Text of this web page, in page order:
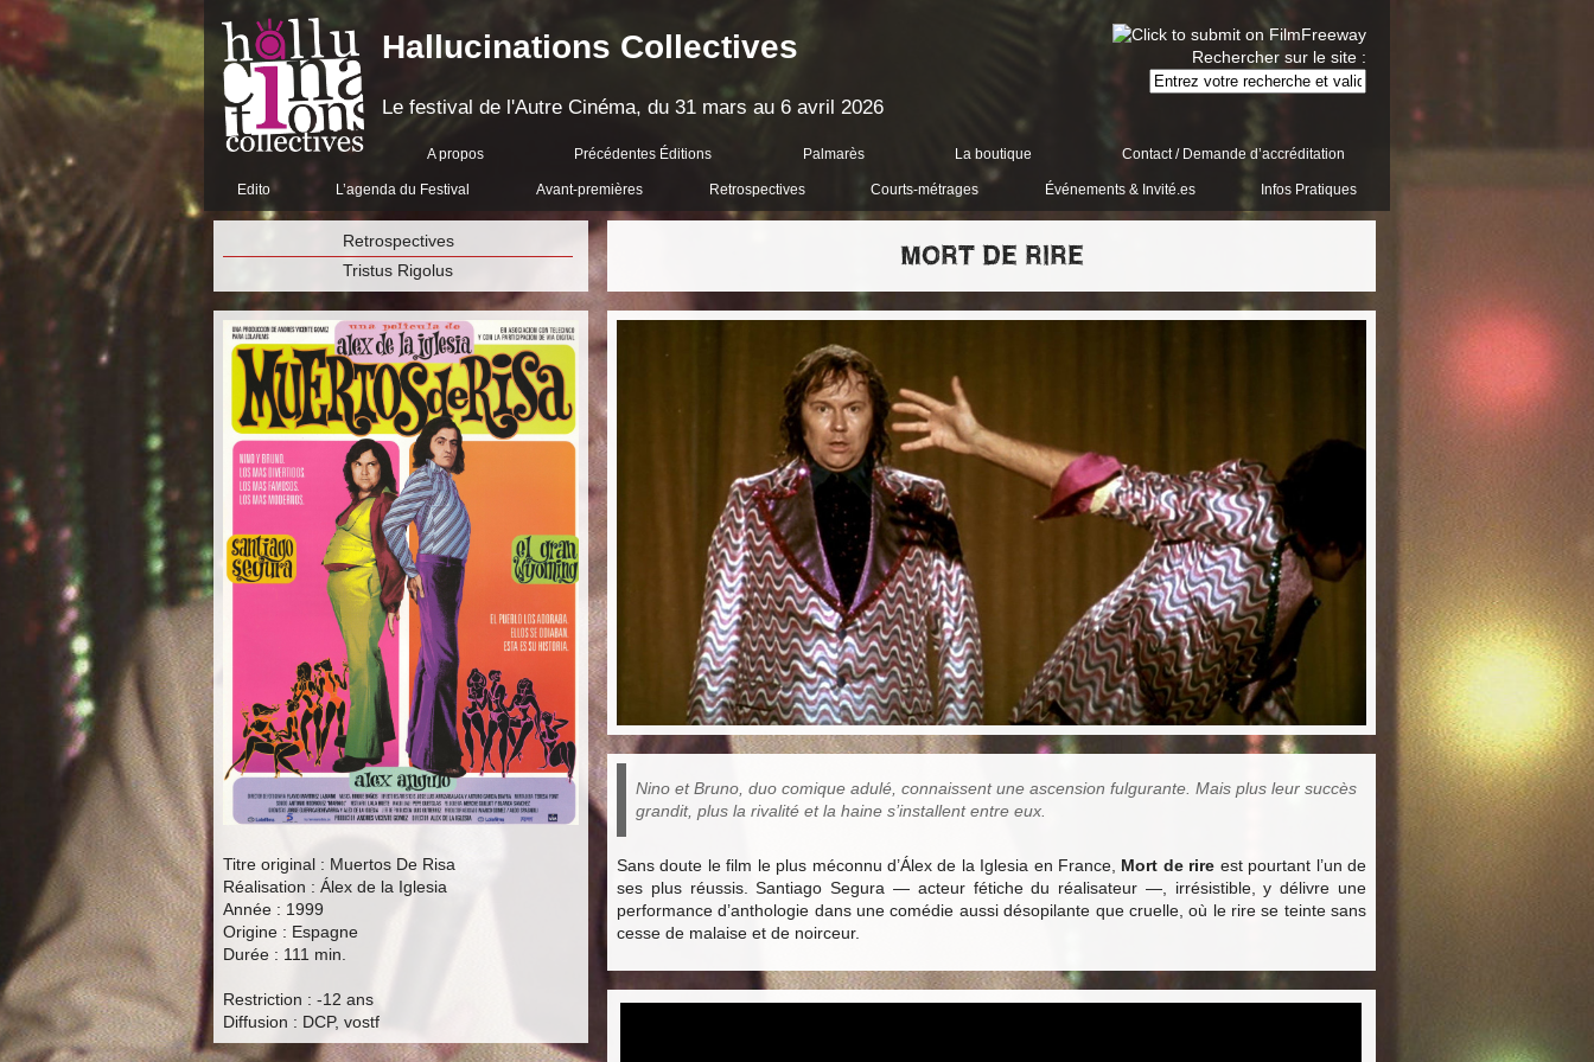
Rechercher sur le site :
Hallucinations Collectives
Le festival de l'Autre Cinéma, du 31 mars au 6 avril 2026
A propos Précédentes Éditions Palmarès La boutique Contact / Demande d’accréditation
Edito L’agenda du Festival Avant-premières Retrospectives Courts-métrages Événements & Invité.es Infos Pratiques
Retrospectives
Tristus Rigolus
Titre original : Muertos De Risa
Réalisation : Álex de la Iglesia
Année : 1999
Origine : Espagne
Durée : 111 min.
Restriction : -12 ans
Diffusion : DCP, vostf
MORT DE RIRE
Nino et Bruno, duo comique adulé, connaissent une ascension fulgurante. Mais plus leur succès
grandit, plus la rivalité et la haine s’installent entre eux.
Sans doute le film le plus méconnu d’Álex de la Iglesia en France, Mort de rire est pourtant l’un de
ses plus réussis. Santiago Segura — acteur fétiche du réalisateur —, irrésistible, y délivre une
performance d’anthologie dans une comédie aussi désopilante que cruelle, où le rire se teinte sans
cesse de malaise et de noirceur.